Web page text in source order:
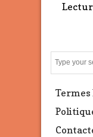
Termes